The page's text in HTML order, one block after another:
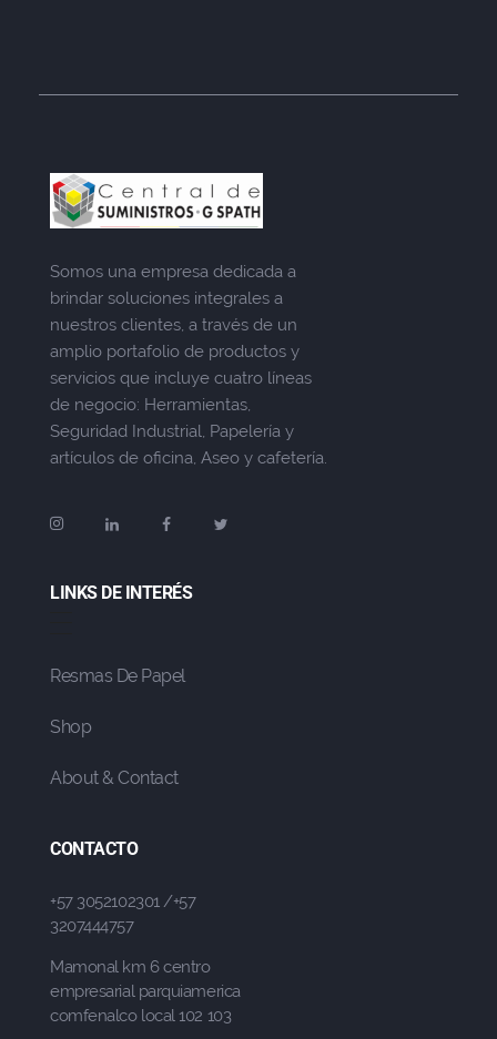
Somos una empresa dedicada a
brindar soluciones integrales a
nuestros clientes, a través de un
amplio portafolio de productos y
servicios que incluye cuatro líneas
de negocio: Herramientas,
Seguridad Industrial, Papelería y
artículos de oficina, Aseo y cafetería.
LINKS DE INTERÉS
Resmas De Papel
Shop
About & Contact
CONTACTO
+57 3052102301 /+57
3207444757
Mamonal km 6 centro
empresarial parquiamerica
comfenalco local 102 103